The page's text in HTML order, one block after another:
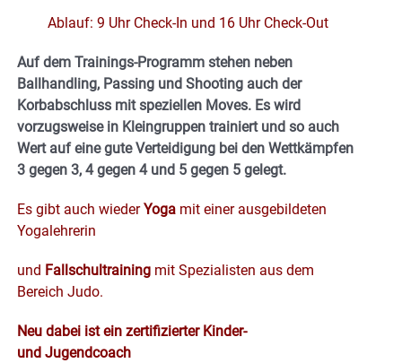
Ablauf: 9 Uhr Check-In und 16 Uhr Check-Out
Auf dem Trainings-Programm stehen neben
Ballhandling, Passing und Shooting auch der
Korbabschluss mit speziellen Moves. Es wird
vorzugsweise in Kleingruppen trainiert und so auch
Wert auf eine gute Verteidigung bei den Wettkämpfen
3 gegen 3, 4 gegen 4 und 5 gegen 5 gelegt.
Es gibt auch wiederYoga mit einer ausgebildeten
Yogalehrerin
und Fallschultraining mit Spezialisten aus dem
Bereich Judo.
Neu dabei ist ein zertifizierter Kinder-
und Jugendcoach